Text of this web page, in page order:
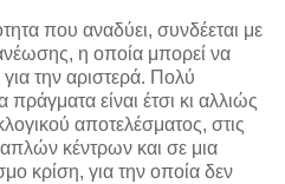
που αναδύει, συνδέεται με
η οποία μπορεί να
την αριστερά. Πολύ
είναι έτσι κι αλλιώς
αποτελέσματος, στις
κέντρων και σε μια
κρίση, για την οποία δεν